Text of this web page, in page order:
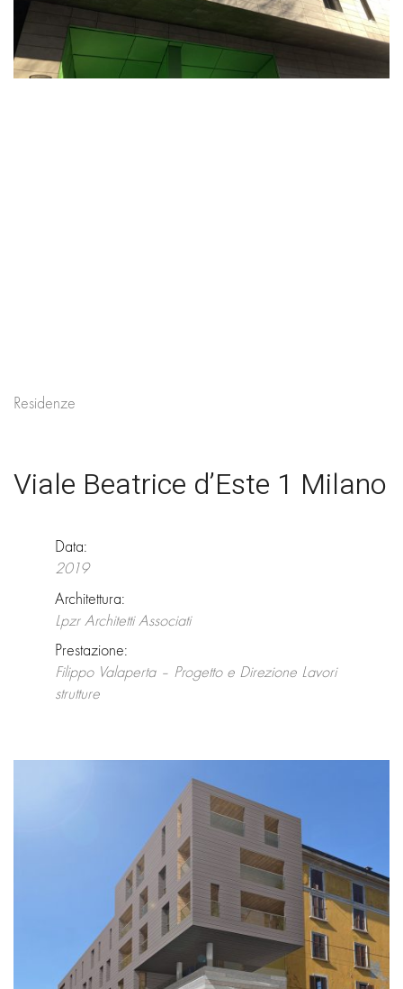
Residenze
Viale Beatrice d’Este 1 Milano
Data:
2019
Architettura:
Lpzr Architetti Associati
Prestazione:
Filippo Valaperta – Progetto e Direzione Lavori
strutture